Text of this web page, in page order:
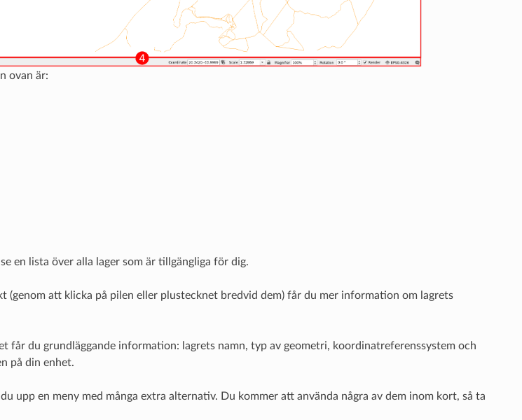
ovan är:
en lista över alla lager som är tillgängliga för dig.
(genom att klicka på pilen eller plustecknet bredvid dem) får du mer information om lagrets
får du grundläggande information: lagrets namn, typ av geometri, koordinatreferenssystem och
på din enhet.
upp en meny med många extra alternativ. Du kommer att använda några av dem inom kort, så ta